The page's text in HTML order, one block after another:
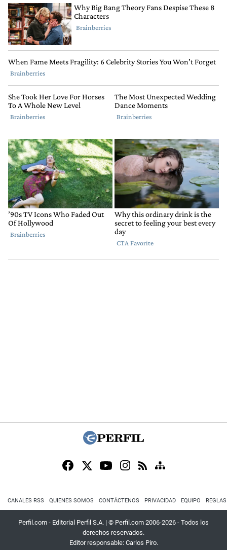
CANALES RSS QUIENES SOMOS CONTÁCTENOS PRIVACIDAD EQUIPO
Perfil.com - Editorial Perfil S.A. | © Perfil.com 2006-2026 - Todos los
derechos reservados.
Editor responsable: Carlos Piro.